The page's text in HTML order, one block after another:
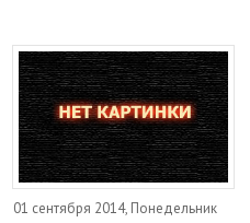
01 сентября 2014, Понедельник